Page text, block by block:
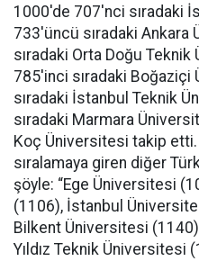
1000'de 707'nci sıradaki
733'üncü sıradaki Ankara
sıradaki Orta Doğu Teknik
785'inci sıradaki
sıradaki İstanbul Teknik
sıradaki Marmara
Koç Üniversitesi takip etti.
sıralamaya giren diğer
şöyle: “Ege Üniversitesi
(1106), İstanbul
Bilkent Üniversitesi
Yıldız Teknik Üniversitesi